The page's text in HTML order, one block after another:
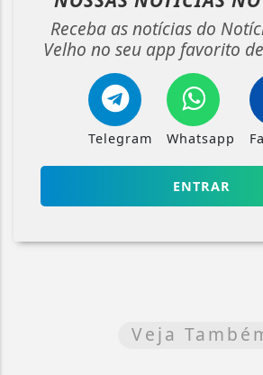
Receba as notícias do
Velho no seu app favorito
Telegram Whatsapp
ENTRAR
Veja